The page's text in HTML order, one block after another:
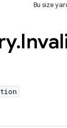
Bu size
.